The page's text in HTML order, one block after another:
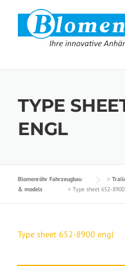
Skip to content
TYPE
ENGL
Blomenröhr Fahrzeugbau >
& models
> Type sheet 652-
Type sheet 652-8900 engl